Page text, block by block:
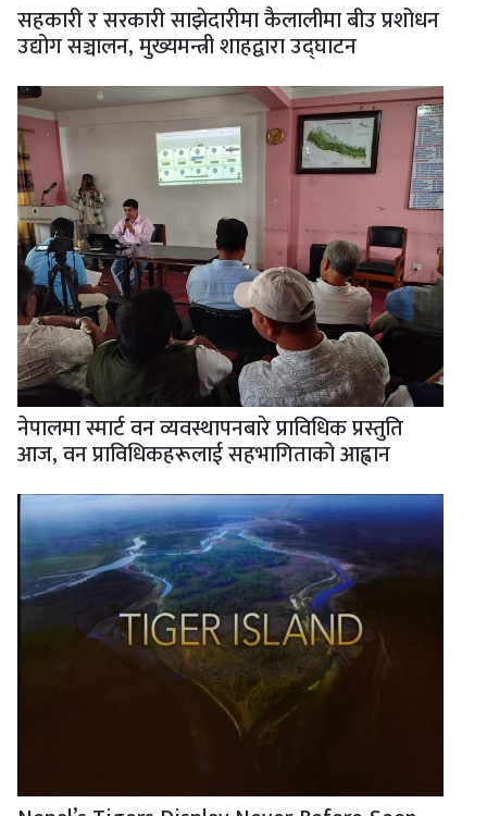
सहकारी र सरकारी साझेदारीमा कैलालीमा बीउ प्रशोधन
उद्योग सञ्चालन, मुख्यमन्त्री शाहद्वारा उद्घाटन
नेपालमा स्मार्ट वन व्यवस्थापनबारे प्राविधिक प्रस्तुति
आज, वन प्राविधिकहरूलाई सहभागिताको आह्वान